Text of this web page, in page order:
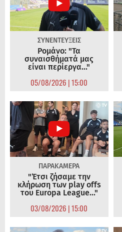
ΣΥΝΕΝΤΕΥΞΕΙΣ
Ρομάνο: "Τα
συναισθήματά μας
είναι περίεργα..."
05/08/2026 | 15:00
ΠΑΡΑΚΑΜΕΡΑ
"Έτσι ζήσαμε την
κλήρωση των play offs
του Europa League..."
03/08/2026 | 15:00